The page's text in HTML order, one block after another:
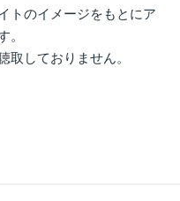
トのイメージをもとにア
。
取しておりません。